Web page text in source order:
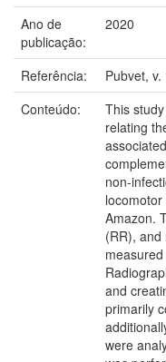
Ano de
publicação:
2020
Referência:
Pubvet,
Conteúdo:
This
relating
non-
Amazon.
(RR),
and
primarily
were